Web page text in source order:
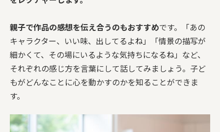
親子で作品の感想を伝え合うのもおすすめです。「あの
キャラクター、いい味、出してるよね」「情景の描写が
細かくて、その場にいるような気持ちになるね」など、
それぞれの感じ方を言葉にして話してみましょう。子ど
もがどんなことに心を動かすのかを知ることができま
す。